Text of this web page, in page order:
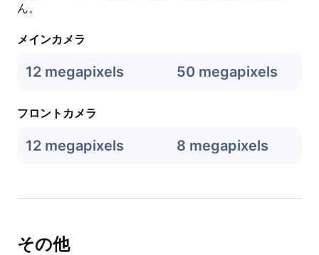
ん。
メインカメラ
12 megapixels 50 megapixels
フロントカメラ
12 megapixels 8 megapixels
その他